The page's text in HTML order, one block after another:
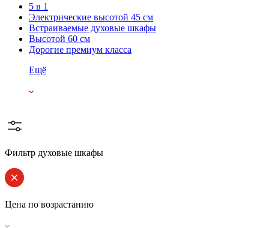
5 в 1
Электрические высотой 45 см
Встраиваемые духовые шкафы
Высотой 60 см
Дорогие премиум класса
Ещё
Фильтр духовые шкафы
Цена по возрастанию